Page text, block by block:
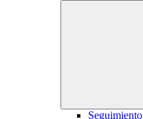
Seguimiento